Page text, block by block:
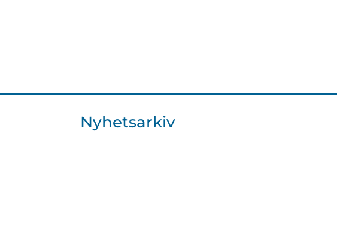
Nyhetsarkiv